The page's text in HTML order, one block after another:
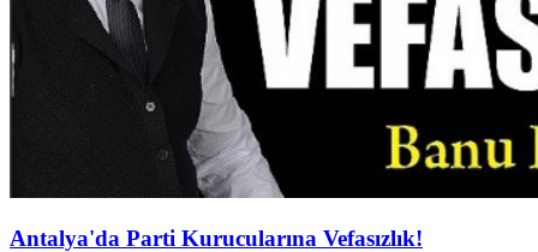
Antalya'da Parti Kurucularına Vefasızlık!